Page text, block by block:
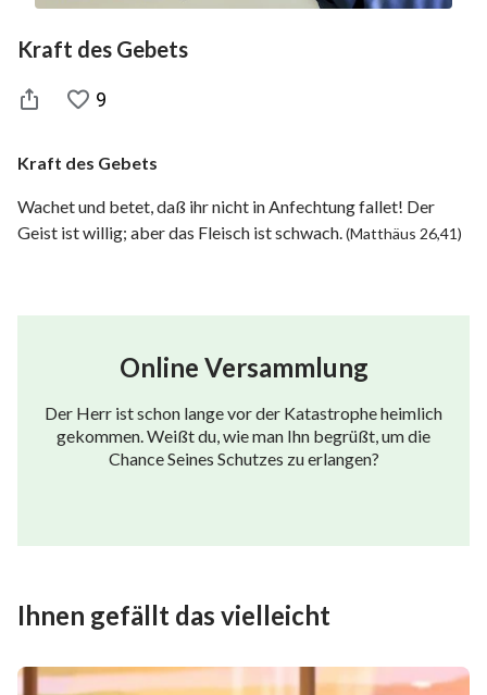
Kraft des Gebets
9
Kraft des Gebets
Wachet und betet, daß ihr nicht in Anfechtung fallet! Der
Geist ist willig; aber das Fleisch ist schwach. (Matthäus 26,41)
Online Versammlung
Der Herr ist schon lange vor der Katastrophe heimlich
gekommen. Weißt du, wie man Ihn begrüßt, um die
Chance Seines Schutzes zu erlangen?
Ihnen gefällt das vielleicht